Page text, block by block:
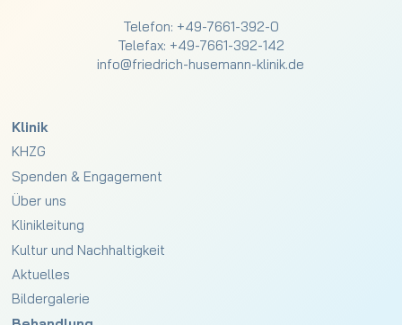
Telefon: +49-7661-392-0
Telefax: +49-7661-392-142
info@friedrich-husemann-klinik.de
Klinik
KHZG
Spenden & Engagement
Über uns
Klinikleitung
Kultur und Nachhaltigkeit
Aktuelles
Bildergalerie